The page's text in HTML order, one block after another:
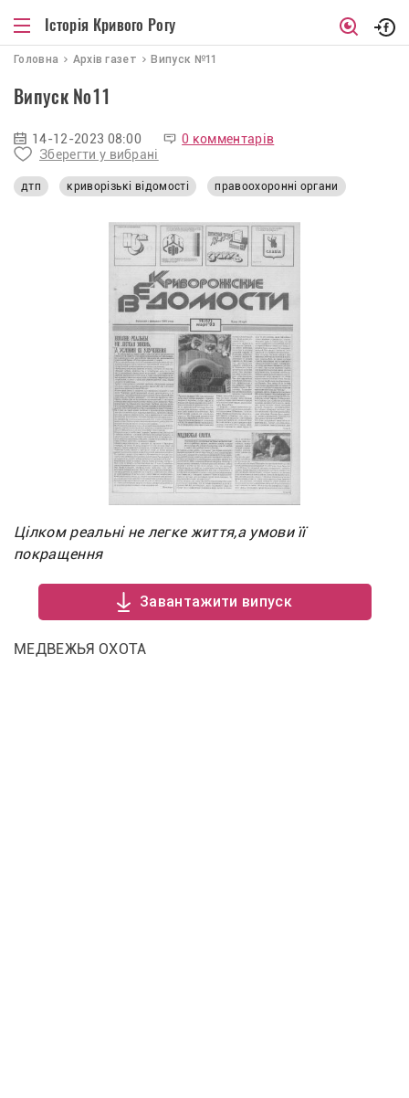
Історія Кривого Рогу
Головна Архів газет Випуск №11
Випуск №11
14-12-2023 08:00
0 комментарів
Зберегти у вибрані
дтп криворізькі відомості правоохоронні органи
Цілком реальні не легке життя,а умови її
покращення
Завантажити випуск
МЕДВЕЖЬЯ ОХОТА